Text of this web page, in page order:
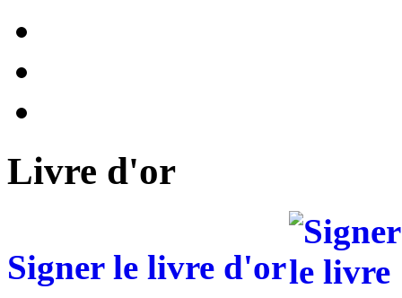
Livre d'or
Signer le livre d'or